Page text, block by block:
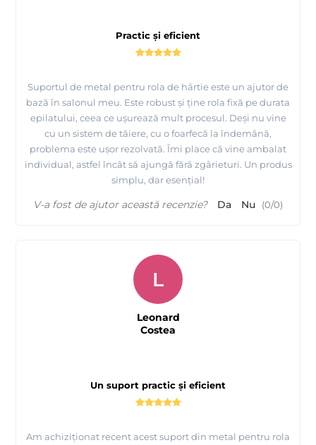
Practic și eficient
Suportul de metal pentru rola de hârtie este un ajutor de
bază în salonul meu. Este robust și ține rola fixă pe durata
epilatului, ceea ce ușurează mult procesul. Deși nu vine
cu un sistem de tăiere, cu o foarfecă la îndemână,
problema este ușor rezolvată. Îmi place că vine ambalat
individual, astfel încât să ajungă fără zgârieturi. Un produs
simplu, dar esențial!
V-a fost de ajutor această recenzie? Da Nu (0/0)
Un suport practic și eficient
Am achiziționat recent acest suport din metal pentru rola
L
Leonard
Costea